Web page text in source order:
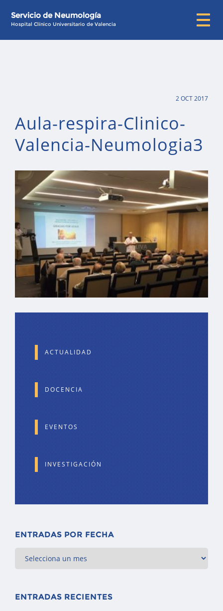
Servicio de Neumología
Hospital Clínico Universitario de Valencia
2 OCT 2017
Aula-respira-Clinico-
Valencia-Neumologia3
ACTUALIDAD
DOCENCIA
EVENTOS
INVESTIGACIÓN
ENTRADAS POR FECHA
ENTRADAS RECIENTES